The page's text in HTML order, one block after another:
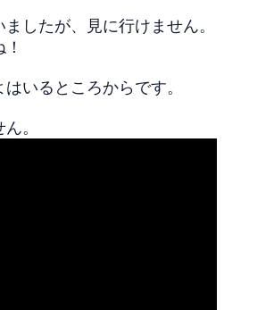
したが、見に行けません。
いるところからです。
。